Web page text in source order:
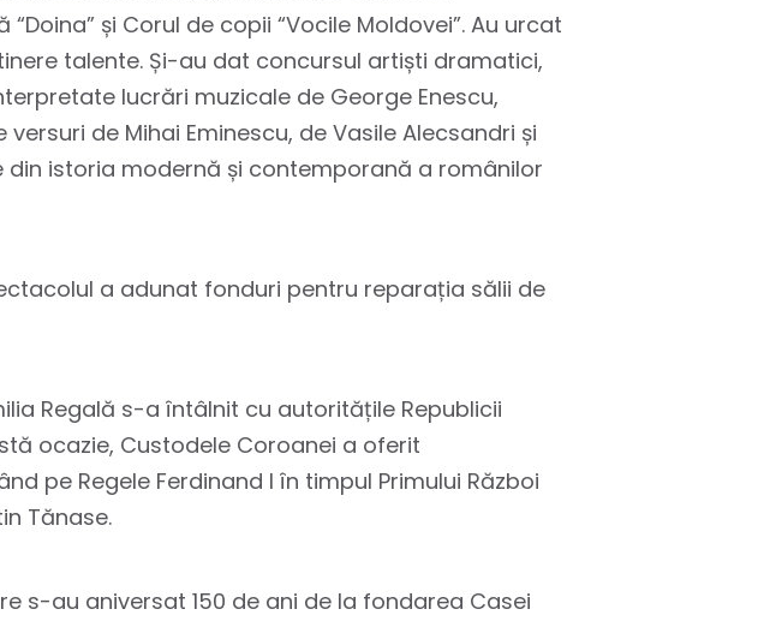
și Corul de copii “Vocile Moldovei”. Au urcat
talente. Și-au dat concursul artiști dramatici,
lucrări muzicale de George Enescu,
de Mihai Eminescu, de Vasile Alecsandri și
istoria modernă și contemporană a românilor
a adunat fonduri pentru reparația sălii de
Regală s-a întâlnit cu autoritățile Republicii
ocazie, Custodele Coroanei a oferit
pe Regele Ferdinand I în timpul Primului Război
Tănase.
s-au aniversat 150 de ani de la fondarea Casei